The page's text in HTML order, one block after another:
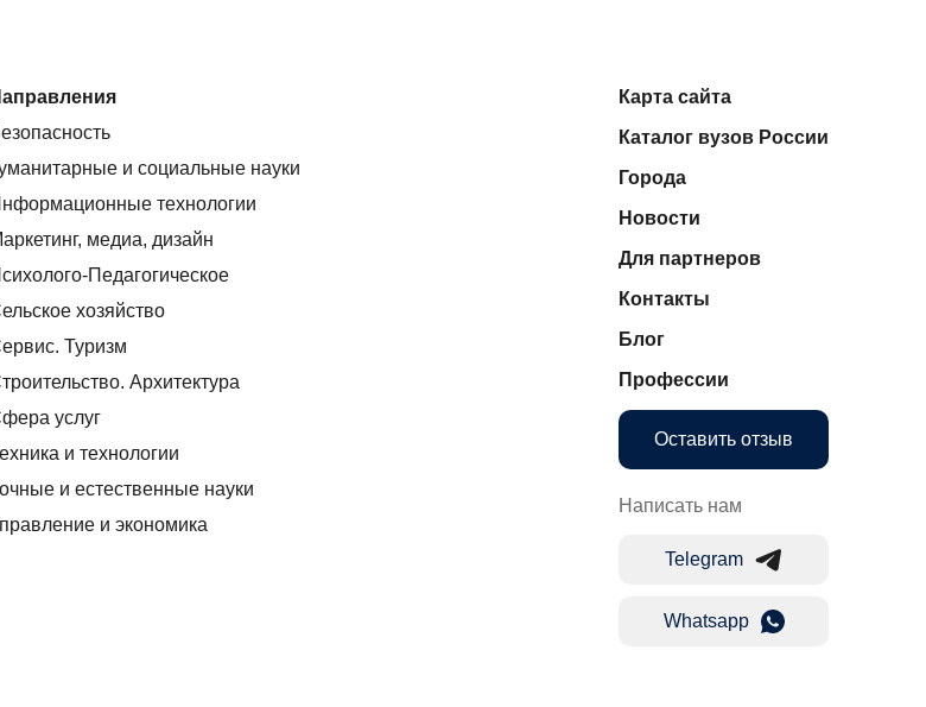
и социальные науки
технологии
медиа, дизайн
Педагогическое
хозяйство
Туризм
Архитектура
услуг
и технологии
и естественные науки
и экономика
Карта сайта
Каталог вузов России
Города
Новости
Для партнеров
Контакты
Блог
Профессии
Оставить отзыв
Написать нам
Telegram
Whatsapp